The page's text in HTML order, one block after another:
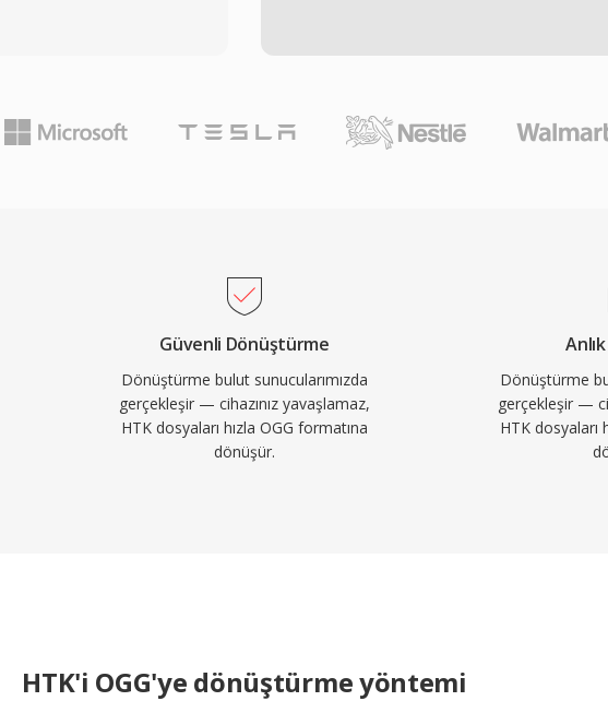
çıkan avantajı lisans
geliştiricileri, akış
daha zarif biçimde
olduğu ve binlerce
popülerliğini
yerel Vorbis kod
Güvenli Dönüştürme
Dönüştürme bulut sunucularımızda
gerçekleşir — cihazınız yavaşlamaz,
HTK dosyaları hızla OGG formatına
dönüşür.
Dönüştürme
gerçekleşir —
HTK dosyaları
HTK'i OGG'ye dönüştürme yöntemi